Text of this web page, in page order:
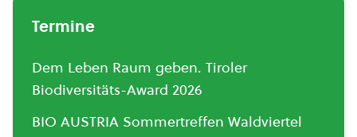
Termine
Dem Leben Raum geben. Tiroler
Biodiversitäts-Award 2026
BIO AUSTRIA Sommertreffen Waldviertel